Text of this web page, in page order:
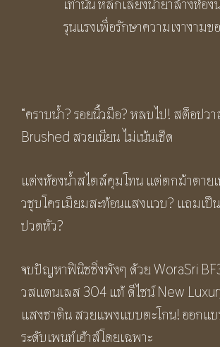
เท่านั้น หลีกเลี่ยงน้ำยาล้างห้อ
รุนแรงเพื่อรักษาความเงางามข
“คราบน้ำ? รอยนิ้วมือ? หลบไป! สต็อปว
Brushed สวยเนียน ไม่เน้นเช็ด
แต่งห้องน้ำสไตล์คุมโทน แต่ตกม้าตาย
วชุบโครเมียมสะท้อนแสงแวบ? แถมเป็
ปวดหัว?
จบปัญหาฟินิชชิ่งพังๆ ด้วย WoraSri
วสแตนเลส 304 แท้ ดีไซน์ New
แสงซาติน สวยแพงแบบตะโกน! ออกแบ
ระดับเพนท์เฮ้าส์โดยเฉพาะ